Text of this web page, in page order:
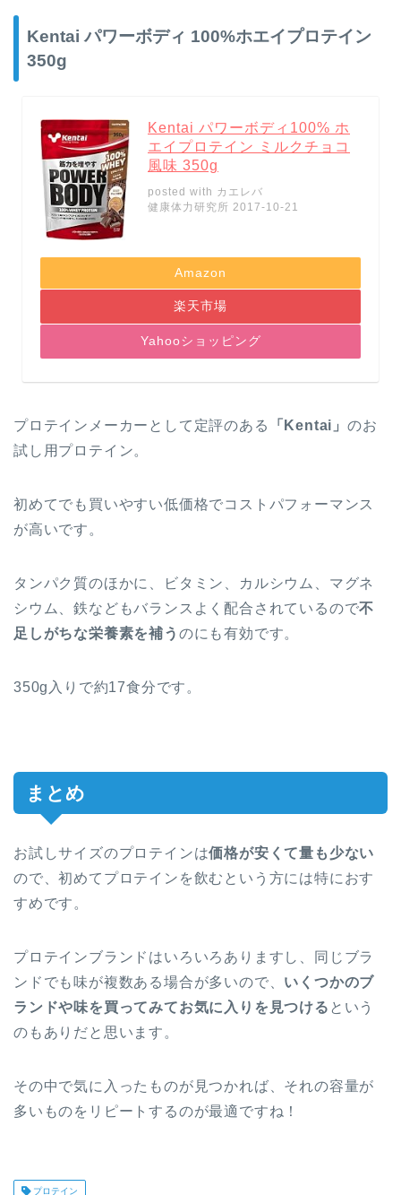
Kentai パワーボディ 100%ホエイプロテイン
350g
Kentai パワーボディ100% ホ
エイプロテイン ミルクチョコ
風味 350g
posted with カエレバ
健康体力研究所 2017-10-21
Amazon
楽天市場
Yahooショッピング
プロテインメーカーとして定評のある 「Kentai」のお
試し用プロテイン。
初めてでも買いやすい低価格でコストパフォーマンス
が高いです。
タンパク質のほかに、ビタミン、カルシウム、マグネ
シウム、鉄などもバランスよく配合されているので不
足しがちな栄養素を補う のにも有効です。
350g入りで約17食分です。
まとめ
お試しサイズのプロテインは価格が安くて量も少ない
ので、初めてプロテインを飲むという方には特におす
すめです。
プロテインブランドはいろいろありますし、同じブラ
ンドでも味が複数ある場合が多いので、 いくつかのブ
ランドや味を買ってみてお気に入りを見つける という
のもありだと思います。
その中で気に入ったものが見つかれば、それの容量が
多いものをリピートするのが最適ですね！
プロテイン